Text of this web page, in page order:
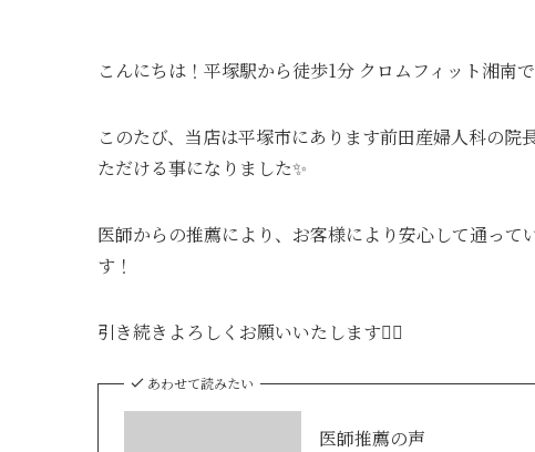
こんにちは！平塚駅から徒歩1分 クロムフィット湘南で
このたび、当店は平塚市にあります前田産婦人科の
ただける事になりました✨
医師からの推薦により、お客様により安心して通っ
す！
引き続きよろしくお願いいたします🙇‍♂️
あわせて読みたい
医師推薦の声